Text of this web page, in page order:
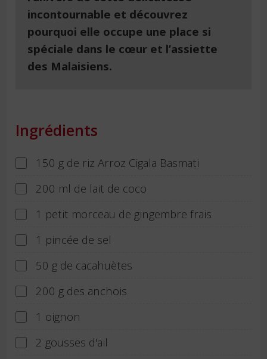
incontournable et découvrez
pourquoi elle occupe une place si
spéciale dans le cœur et l’assiette
des Malaisiens.
Ingrédients
150 g de riz Arroz Cigala Basmati
200 ml de lait de coco
1 petit morceau de gingembre frais
1 pincée de sel
50 g de cacahuètes
200 g des anchois
1 oignon
2 gousses d'ail